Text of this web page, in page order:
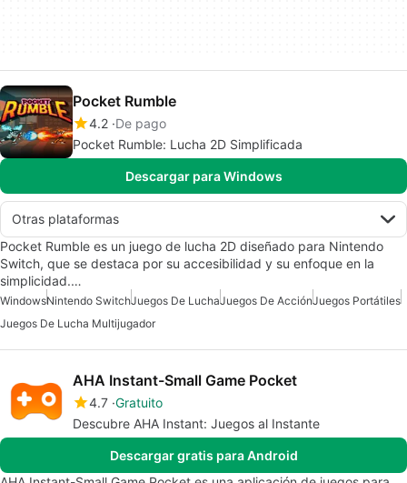
Pocket Rumble
4.2 De pago
Pocket Rumble: Lucha 2D Simplificada
Descargar para Windows
Otras plataformas
Pocket Rumble es un juego de lucha 2D diseñado para Nintendo
Switch, que se destaca por su accesibilidad y su enfoque en la
simplicidad.…
WindowsNintendo SwitchJuegos De LuchaJuegos De AcciónJuegos Portátiles
Juegos De Lucha Multijugador
AHA Instant-Small Game Pocket
4.7 Gratuito
Descubre AHA Instant: Juegos al Instante
Descargar gratis para Android